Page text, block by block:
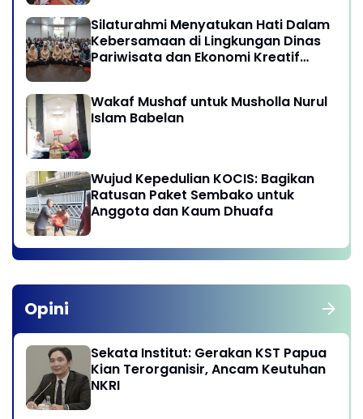
Silaturahmi Menyatukan Hati Dalam
Kebersamaan di Lingkungan Dinas
Pariwisata dan Ekonomi Kreatif
Wakaf Mushaf untuk Musholla Nurul
Islam Babelan
Wujud Kepedulian KOCIS: Bagikan
Ratusan Paket Sembako untuk
Anggota dan Kaum Dhuafa
Opini
Sekata Institut: Gerakan KST Papua
Kian Terorganisir, Ancam Keutuhan
NKRI